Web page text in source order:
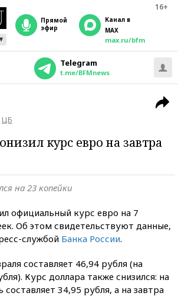
16+
прямой
эфир
Канал в
MAX
max.ru/bfm
Telegram
t.me/BFMnews
ЦБ
курс евро на завтра
на 23 копейки
официальный курс евро на 7
Об этом свидетельствуют данные,
службой Банка России.
составляет 46,94 рубля (на
Курс доллара также снизился: на
составляет 34,95 рубля, а на завтра